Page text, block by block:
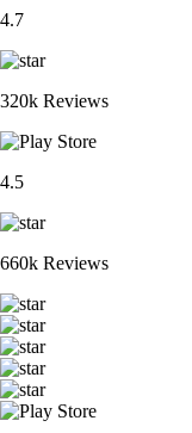
4.7
320k Reviews
4.5
660k Reviews